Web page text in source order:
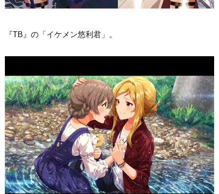
『TB』の「イケメン悠利君」。